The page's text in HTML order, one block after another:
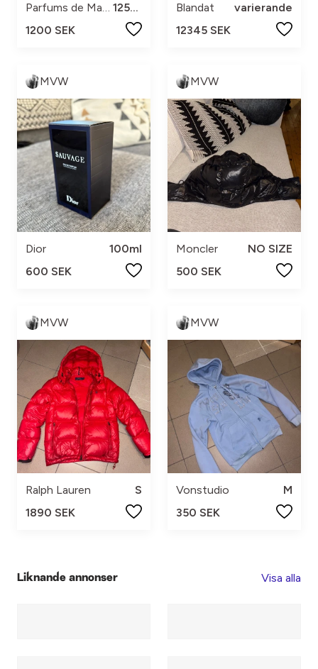
Parfums de Marly
125ml
1200 SEK
Blandat
varierande
12345 SEK
MVW
Dior
100ml
600 SEK
MVW
Moncler
NO SIZE
500 SEK
MVW
Ralph Lauren
S
1890 SEK
MVW
Vonstudio
M
350 SEK
Liknande annonser Visa alla